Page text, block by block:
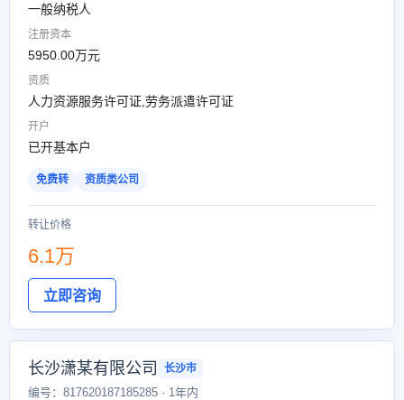
一般纳税人
注册资本
5950.00万元
资质
人力资源服务许可证,劳务派遣许可证
开户
已开基本户
免费转 资质类公司
转让价格
6.1万
立即咨询
长沙潇某有限公司 长沙市
编号：817620187185285 · 1年内